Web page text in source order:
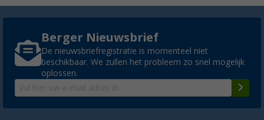
Berger Nieuwsbrief
De nieuwsbriefregistratie is momenteel niet
beschikbaar. We zullen het probleem zo snel mogelijk
oplossen.